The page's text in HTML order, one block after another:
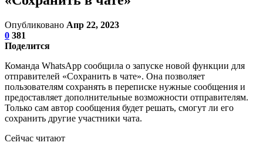
Опубликовано Апр 22, 2023
0 381
Поделится
Команда WhatsApp сообщила о запуске новой функции для
отправителей «Сохранить в чате». Она позволяет
пользователям сохранять в переписке нужные сообщения и
предоставляет дополнительные возможности отправителям.
Только сам автор сообщения будет решать, смогут ли его
сохранить другие участники чата.
Сейчас читают